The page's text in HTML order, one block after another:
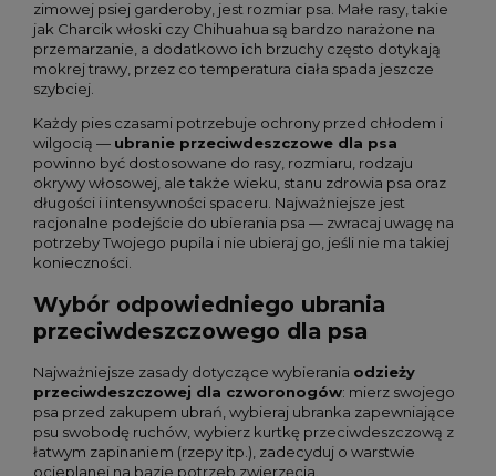
zimowej psiej garderoby, jest rozmiar psa. Małe rasy, takie
jak Charcik włoski czy Chihuahua są bardzo narażone na
przemarzanie, a dodatkowo ich brzuchy często dotykają
mokrej trawy, przez co temperatura ciała spada jeszcze
szybciej.
Każdy pies czasami potrzebuje ochrony przed chłodem i
wilgocią — ubranie przeciwdeszczowe dla psa
powinno być dostosowane do rasy, rozmiaru, rodzaju
okrywy włosowej, ale także wieku, stanu zdrowia psa oraz
długości i intensywności spaceru. Najważniejsze jest
racjonalne podejście do ubierania psa — zwracaj uwagę na
potrzeby Twojego pupila i nie ubieraj go, jeśli nie ma takiej
konieczności.
Wybór odpowiedniego ubrania
przeciwdeszczowego dla psa
Najważniejsze zasady dotyczące wybierania odzieży
przeciwdeszczowej dla czworonogów: mierz swojego
psa przed zakupem ubrań, wybieraj ubranka zapewniające
psu swobodę ruchów, wybierz kurtkę przeciwdeszczową z
łatwym zapinaniem (rzepy itp.), zadecyduj o warstwie
ocieplanej na bazie potrzeb zwierzęcia.